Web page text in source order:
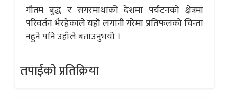
गौतम बुद्ध र सगरमाथाको देशमा पर्यटनको क्षेत्रमा
परिवर्तन भैरहेकाले यहाँ लगानी गरेमा प्रतिफलको चिन्ता
नहुने पनि उहाँले बताउनुभयो ।
तपाईको प्रतिक्रिया